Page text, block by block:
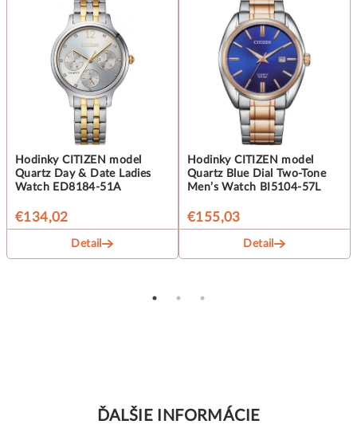
Hodinky CITIZEN model
Quartz Day & Date Ladies
Watch ED8184-51A
€134,02
Detail
Hodinky CITIZEN model
Quartz Blue Dial Two-Tone
Men’s Watch BI5104-57L
€155,03
Detail
ĎALŠIE INFORMÁCIE